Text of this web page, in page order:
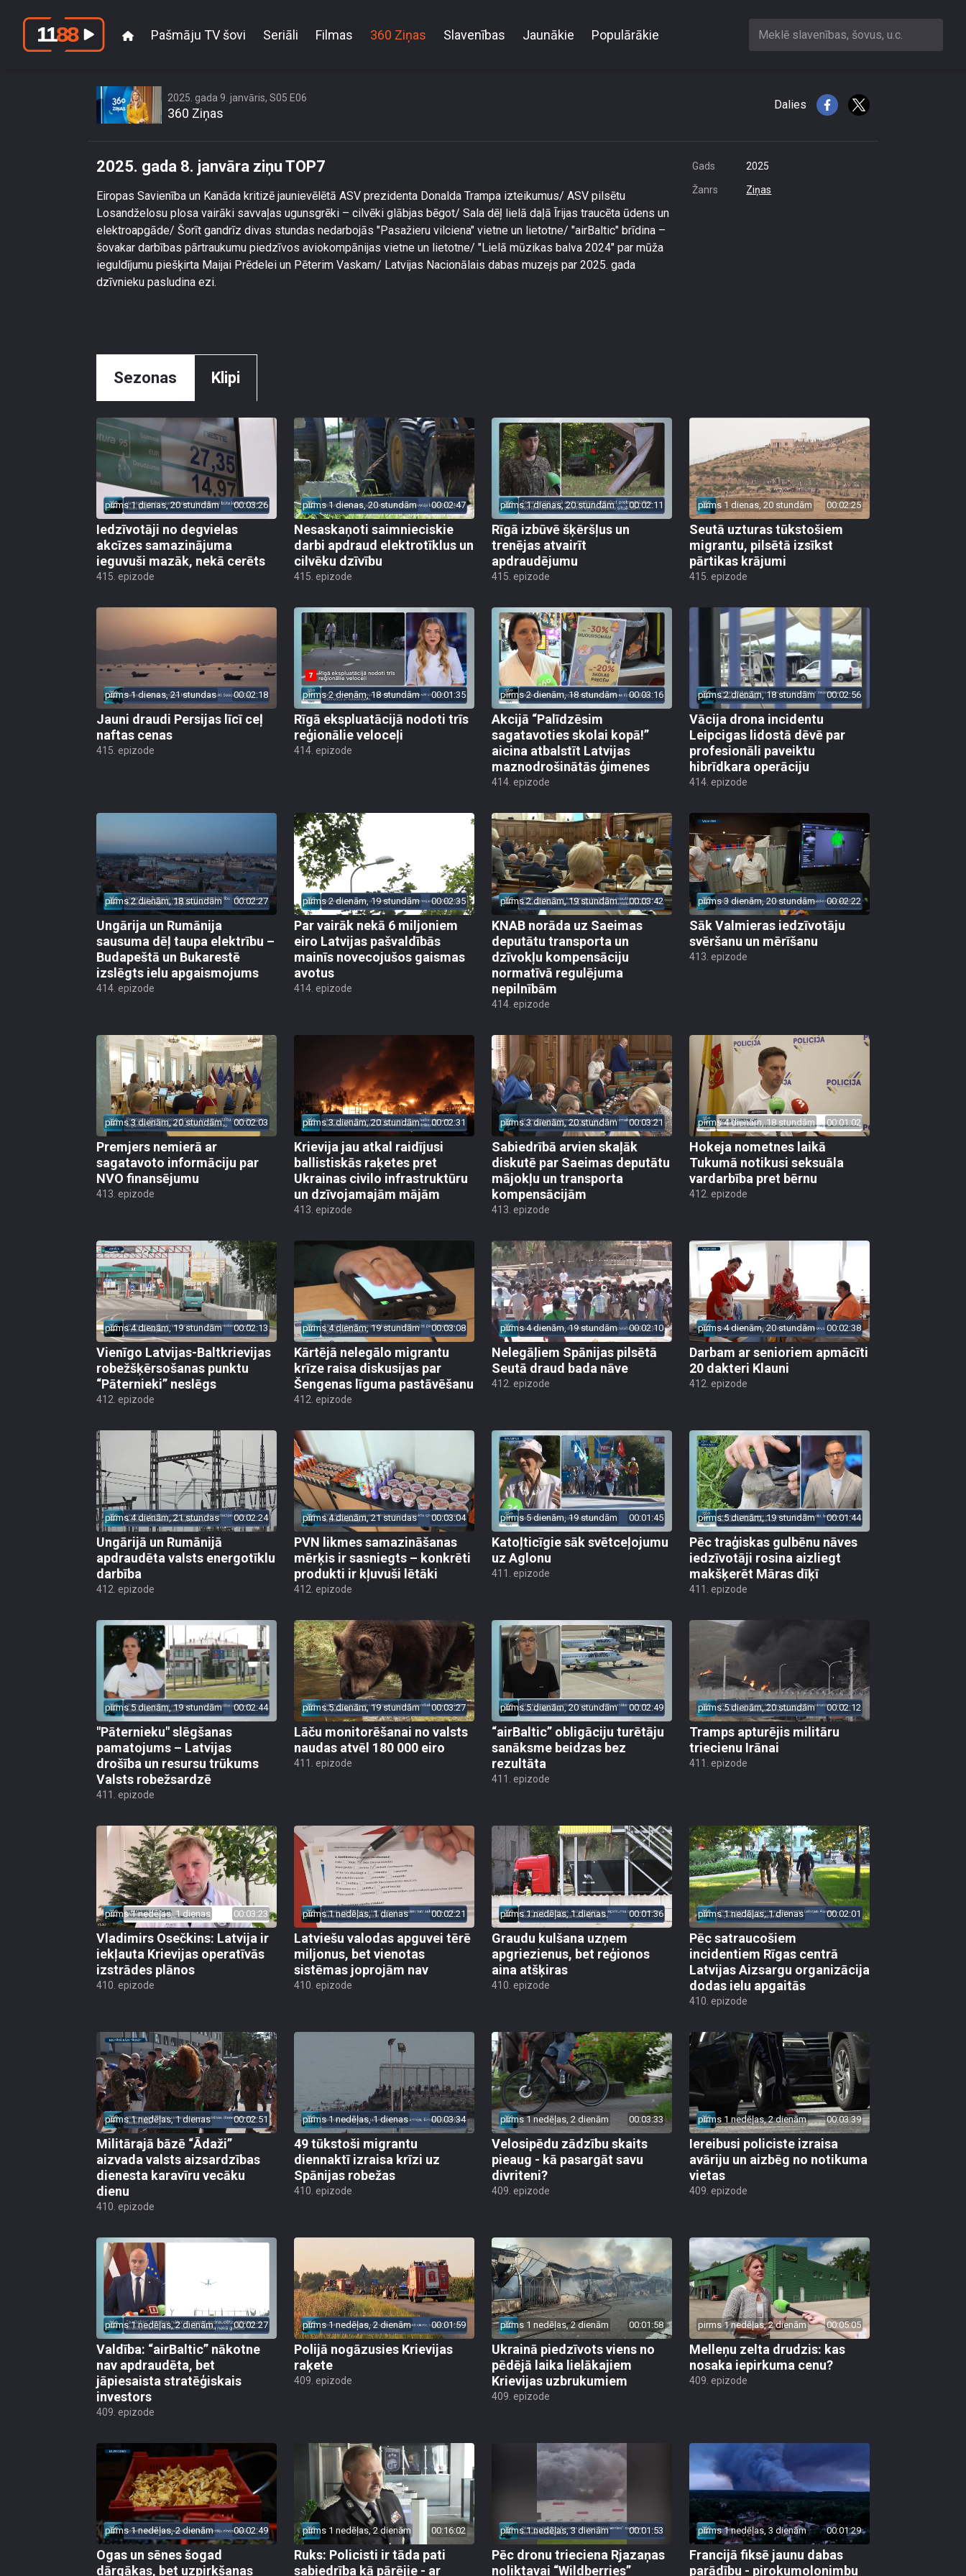
Pašmāju TV šovi Seriāli Filmas 360 Ziņas Slavenības Jaunākie Populārākie Meklē slavenības, šovus, u.c.
2025. gada 9. janvāris, S05 E06
360 Ziņas
Dalies
2025. gada 8. janvāra ziņu TOP7
Eiropas Savienība un Kanāda kritizē jaunievēlētā ASV prezidenta Donalda Trampa izteikumus/ ASV pilsētu
Losandželosu plosa vairāki savvaļas ugunsgrēki – cilvēki glābjas bēgot/ Sala dēļ lielā daļā Īrijas traucēta ūdens un
elektroapgāde/ Šorīt gandrīz divas stundas nedarbojās "Pasažieru vilciena" vietne un lietotne/ "airBaltic" brīdina –
šovakar darbības pārtraukumu piedzīvos aviokompānijas vietne un lietotne/ "Lielā mūzikas balva 2024" par mūža
ieguldījumu piešķirta Maijai Prēdelei un Pēterim Vaskam/ Latvijas Nacionālais dabas muzejs par 2025. gada
dzīvnieku pasludina ezi.
Gads 2025
Žanrs Ziņas
Sezonas Klipi
pirms 1 dienas, 20 stundām 00:03:26
Iedzīvotāji no degvielas
akcīzes samazinājuma
ieguvuši mazāk, nekā cerēts
415. epizode
pirms 1 dienas, 20 stundām 00:02:47
Nesaskaņoti saimnieciskie
darbi apdraud elektrotīklus un
cilvēku dzīvību
415. epizode
pirms 1 dienas, 20 stundām 00:02:11
Rīgā izbūvē šķēršļus un
trenējas atvairīt
apdraudējumu
415. epizode
pirms 1 dienas, 20 stundām 00:02:25
Seutā uzturas tūkstošiem
migrantu, pilsētā izsīkst
pārtikas krājumi
415. epizode
pirms 1 dienas, 21 stundas 00:02:18
Jauni draudi Persijas līcī ceļ
naftas cenas
415. epizode
pirms 2 dienām, 18 stundām 00:01:35
Rīgā ekspluatācijā nodoti trīs
reģionālie veloceļi
414. epizode
pirms 2 dienām, 18 stundām 00:03:16
Akcijā “Palīdzēsim
sagatavoties skolai kopā!”
aicina atbalstīt Latvijas
maznodrošinātās ģimenes
414. epizode
pirms 2 dienām, 18 stundām 00:02:56
Vācija drona incidentu
Leipcigas lidostā dēvē par
profesionāli paveiktu
hibrīdkara operāciju
414. epizode
pirms 2 dienām, 18 stundām 00:02:27
Ungārija un Rumānija
sausuma dēļ taupa elektrību –
Budapeštā un Bukarestē
izslēgts ielu apgaismojums
414. epizode
pirms 2 dienām, 19 stundām 00:02:35
Par vairāk nekā 6 miljoniem
eiro Latvijas pašvaldībās
mainīs novecojušos gaismas
avotus
414. epizode
pirms 2 dienām, 19 stundām 00:03:42
KNAB norāda uz Saeimas
deputātu transporta un
dzīvokļu kompensāciju
normatīvā regulējuma
nepilnībām
414. epizode
pirms 3 dienām, 20 stundām 00:02:22
Sāk Valmieras iedzīvotāju
svēršanu un mērīšanu
413. epizode
pirms 3 dienām, 20 stundām 00:02:03
Premjers nemierā ar
sagatavoto informāciju par
NVO finansējumu
413. epizode
pirms 3 dienām, 20 stundām 00:02:31
Krievija jau atkal raidījusi
ballistiskās raķetes pret
Ukrainas civilo infrastruktūru
un dzīvojamajām mājām
413. epizode
pirms 3 dienām, 20 stundām 00:03:21
Sabiedrībā arvien skaļāk
diskutē par Saeimas deputātu
mājokļu un transporta
kompensācijām
413. epizode
pirms 4 dienām, 18 stundām 00:01:02
Hokeja nometnes laikā
Tukumā notikusi seksuāla
vardarbība pret bērnu
412. epizode
pirms 4 dienām, 19 stundām 00:02:13
Vienīgo Latvijas-Baltkrievijas
robežšķērsošanas punktu
“Pāternieki” neslēgs
412. epizode
pirms 4 dienām, 19 stundām 00:03:08
Kārtējā nelegālo migrantu
krīze raisa diskusijas par
Šengenas līguma pastāvēšanu
412. epizode
pirms 4 dienām, 19 stundām 00:02:10
Nelegāļiem Spānijas pilsētā
Seutā draud bada nāve
412. epizode
pirms 4 dienām, 20 stundām 00:02:38
Darbam ar senioriem apmācīti
20 dakteri Klauni
412. epizode
pirms 4 dienām, 21 stundas 00:02:24
Ungārijā un Rumānijā
apdraudēta valsts energotīklu
darbība
412. epizode
pirms 4 dienām, 21 stundas 00:03:04
PVN likmes samazināšanas
mērķis ir sasniegts – konkrēti
produkti ir kļuvuši lētāki
412. epizode
pirms 5 dienām, 19 stundām 00:01:45
Katoļticīgie sāk svētceļojumu
uz Aglonu
411. epizode
pirms 5 dienām, 19 stundām 00:01:44
Pēc traģiskas gulbēnu nāves
iedzīvotāji rosina aizliegt
makšķerēt Māras dīķī
411. epizode
pirms 5 dienām, 19 stundām 00:02:44
"Pāternieku" slēgšanas
pamatojums – Latvijas
drošība un resursu trūkums
Valsts robežsardzē
411. epizode
pirms 5 dienām, 19 stundām 00:03:27
Lāču monitorēšanai no valsts
naudas atvēl 180 000 eiro
411. epizode
pirms 5 dienām, 20 stundām 00:02:49
“airBaltic” obligāciju turētāju
sanāksme beidzas bez
rezultāta
411. epizode
pirms 5 dienām, 20 stundām 00:02:12
Tramps apturējis militāru
triecienu Irānai
411. epizode
pirms 1 nedēļas, 1 dienas 00:03:23
Vladimirs Osečkins: Latvija ir
iekļauta Krievijas operatīvās
izstrādes plānos
410. epizode
pirms 1 nedēļas, 1 dienas 00:02:21
Latviešu valodas apguvei tērē
miljonus, bet vienotas
sistēmas joprojām nav
410. epizode
pirms 1 nedēļas, 1 dienas 00:01:36
Graudu kulšana uzņem
apgriezienus, bet reģionos
aina atšķiras
410. epizode
pirms 1 nedēļas, 1 dienas 00:02:01
Pēc satraucošiem
incidentiem Rīgas centrā
Latvijas Aizsargu organizācija
dodas ielu apgaitās
410. epizode
pirms 1 nedēļas, 1 dienas 00:02:51
Militārajā bāzē “Ādaži”
aizvada valsts aizsardzības
dienesta karavīru vecāku
dienu
410. epizode
pirms 1 nedēļas, 1 dienas 00:03:34
49 tūkstoši migrantu
diennaktī izraisa krīzi uz
Spānijas robežas
410. epizode
pirms 1 nedēļas, 2 dienām 00:03:33
Velosipēdu zādzību skaits
pieaug - kā pasargāt savu
divriteni?
409. epizode
pirms 1 nedēļas, 2 dienām 00:03:39
Iereibusi policiste izraisa
avāriju un aizbēg no notikuma
vietas
409. epizode
pirms 1 nedēļas, 2 dienām 00:02:27
Valdība: “airBaltic” nākotne
nav apdraudēta, bet
jāpiesaista stratēģiskais
investors
409. epizode
pirms 1 nedēļas, 2 dienām 00:01:59
Polijā nogāzusies Krievijas
raķete
409. epizode
pirms 1 nedēļas, 2 dienām 00:01:58
Ukrainā piedzīvots viens no
pēdējā laika lielākajiem
Krievijas uzbrukumiem
409. epizode
pirms 1 nedēļas, 2 dienām 00:05:05
Melleņu zelta drudzis: kas
nosaka iepirkuma cenu?
409. epizode
pirms 1 nedēļas, 2 dienām 00:02:49
Ogas un sēnes šogad
dārgākas, bet uzpirkšanas
pirms 1 nedēļas, 2 dienām 00:16:02
Ruks: Policisti ir tāda pati
sabiedrība kā pārējie - ar
pirms 1 nedēļas, 3 dienām 00:01:53
Pēc dronu trieciena Rjazaņas
noliktavai “Wildberries”
pirms 1 nedēļas, 3 dienām 00:01:29
Francijā fiksē jaunu dabas
parādību - pirokumolonimbu